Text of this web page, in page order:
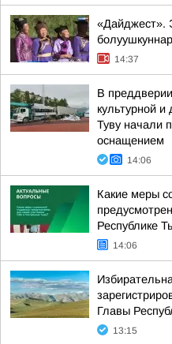
«Дайджест».
14:37
В
культурной и
Туву начали
оснащением
14:06
Какие меры
Республике
14:06
Главы
13:15